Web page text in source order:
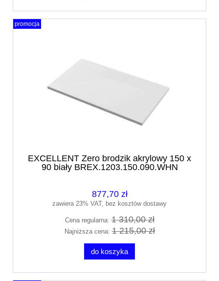
EXCELLENT Zero brodzik akrylowy 150 x
90 biały BREX.1203.150.090.WHN
877,70 zł
zawiera 23% VAT, bez kosztów dostawy
Cena regularna:1 310,00 zł
Najniższa cena:1 215,00 zł
do koszyka
promocja